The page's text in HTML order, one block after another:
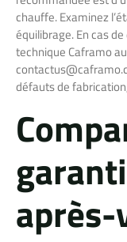
chauffe. Examinez
équilibrage. En cas
technique Caframo
défauts de